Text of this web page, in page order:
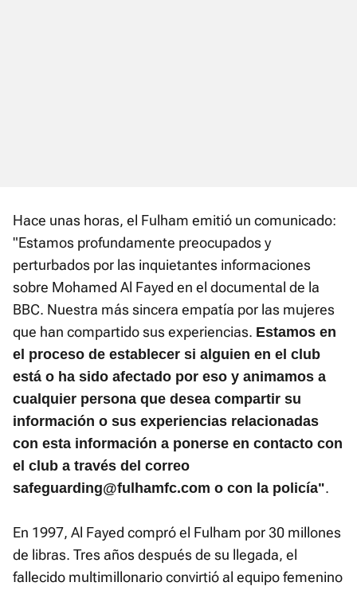
Hace unas horas, el Fulham emitió un comunicado:
"Estamos profundamente preocupados y
perturbados por las inquietantes informaciones
sobre Mohamed Al Fayed en el documental de la
BBC. Nuestra más sincera empatía por las mujeres
que han compartido sus experiencias. Estamos en
el proceso de establecer si alguien en el club
está o ha sido afectado por eso y animamos a
cualquier persona que desea compartir su
información o sus experiencias relacionadas
con esta información a ponerse en contacto con
el club a través del correo
safeguarding@fulhamfc.com o con la policía".
En 1997, Al Fayed compró el Fulham por 30 millones
de libras. Tres años después de su llegada, el
fallecido multimillonario convirtió al equipo femenino